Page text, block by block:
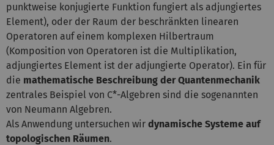
punktweise konjugierte Funktion fungiert als adjungiertes
Element), oder der Raum der beschränkten linearen
Operatoren auf einem komplexen Hilbertraum
(Komposition von Operatoren ist die Multiplikation,
adjungiertes Element ist der adjungierte Operator). Ein für
die mathematische Beschreibung der Quantenmechanik
zentrales Beispiel von C*-Algebren sind die sogenannten
von Neumann Algebren.
Als Anwendung untersuchen wir dynamische Systeme auf
topologischen Räumen.